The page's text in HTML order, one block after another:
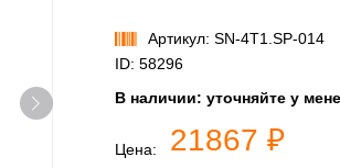
Артикул: SN-4T1.SP-014
ID: 58296
В наличии:уточняйте у
Цена: 21867 ₽